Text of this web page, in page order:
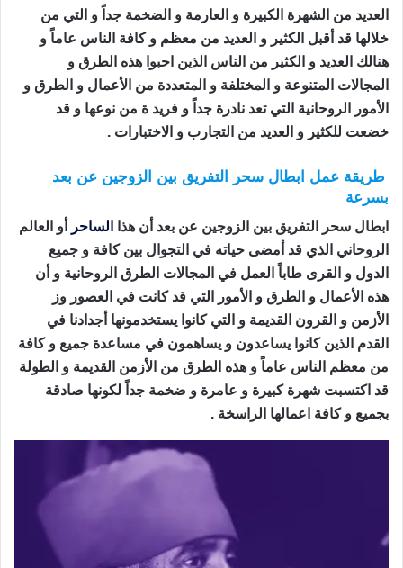
العديد من الشهرة الكبيرة و العارمة و الضخمة جداً و التي من
خلالها قد أقبل الكثير و العديد من معظم و كافة الناس عاماً و
هنالك العديد و الكثير من الناس الذين احبوا هذه الطرق و
المجالات المتنوعة و المختلفة و المتعددة من الأعمال و الطرق و
الأمور الروحانية التي تعد نادرة جداً و فريد ة من نوعها و قد
خضعت للكثير و العديد من التجارب و الاختبارات .
طريقة عمل ابطال سحر التفريق بين الزوجين عن بعد
بسرعة
ابطال سحر التفريق بين الزوجين عن بعد أن هذا الساحر
أو العالم
الروحاني الذي قد أمضى حياته في التجوال بين كافة و جميع
الدول و القرى طاباً العمل في المجالات الطرق الروحانية و أن
هذه الأعمال و الطرق و الأمور التي قد كانت في العصور وز
الأزمن و القرون القديمة و التي كانوا يستخدمونها أجدادنا في
القدم الذين كانوا يساعدون و يساهمون في مساعدة جميع و كافة
من معظم الناس عاماً و هذه الطرق من الأزمن القديمة و الطولة
قد اكتسبت شهرة كبيرة و عامرة و ضخمة جداً لكونها صادقة
بجميع و كافة اعمالها الراسخة .